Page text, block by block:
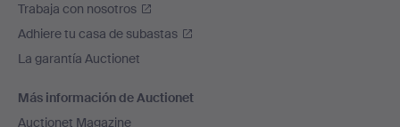
Trabaja con nosotros
Adhiere tu casa de subastas
La garantía Auctionet
Más información de Auctionet
Auctionet Magazine